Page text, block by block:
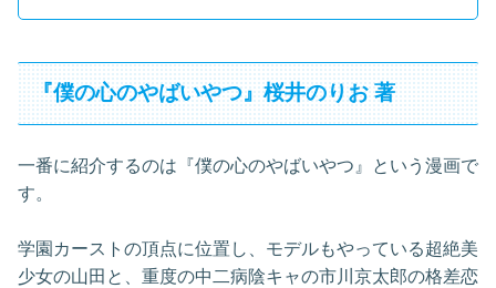
『僕の心のやばいやつ』桜井のりお 著
一番に紹介するのは『僕の心のやばいやつ』という漫画で
す。
学園カーストの頂点に位置し、モデルもやっている超絶美
少女の山田と、重度の中二病陰キャの市川京太郎の格差恋